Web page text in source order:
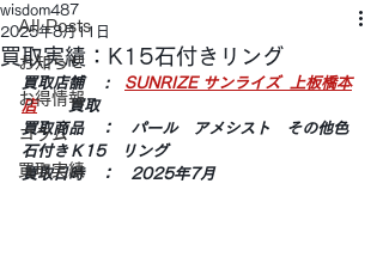
All Posts
お知らせ
お得情報
コラム
買取実績
買取実績：K15石付きリング
wisdom487
2025年8月11日
買取店舗 　: SUNRIZE サンライズ  上板橋本
店 買取
買取商品　：　パール　アメシスト　その他色
石付きＫ15　リング
買取日時　：　2025年7月